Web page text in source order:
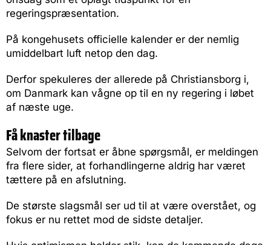
regeringspræsentation.
På kongehusets officielle kalender er der nemlig
umiddelbart luft netop den dag.
Derfor spekuleres der allerede på Christiansborg i,
om Danmark kan vågne op til en ny regering i løbet
af næste uge.
Få knaster tilbage
Selvom der fortsat er åbne spørgsmål, er meldingen
fra flere sider, at forhandlingerne aldrig har været
tættere på en afslutning.
De største slagsmål ser ud til at være overstået, og
fokus er nu rettet mod de sidste detaljer.